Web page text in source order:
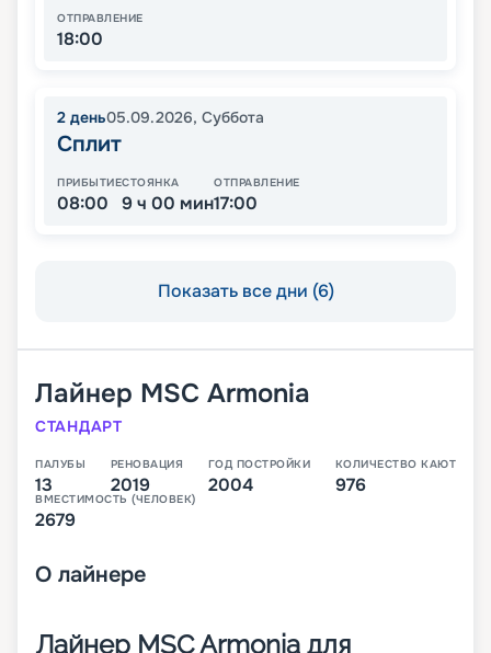
ОТПРАВЛЕНИЕ
18:00
2 день05.09.2026, Суббота
Сплит
ПРИБЫТИЕ
08:00
СТОЯНКА
9 ч 00 мин
ОТПРАВЛЕНИЕ
17:00
Показать все дни (6)
Лайнер MSC Armonia
СТАНДАРТ
ПАЛУБЫ
13
РЕНОВАЦИЯ
2019
ГОД ПОСТРОЙКИ
2004
КОЛИЧЕСТВО КАЮТ
976
ВМЕСТИМОСТЬ (ЧЕЛОВЕК)
2679
О лайнере
Лайнер MSC Armonia для